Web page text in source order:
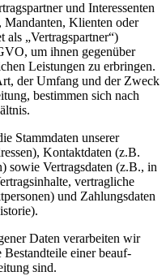
und Inter­es­senten
Mandanten, Klienten oder
als „Vertrags­partner“)
um ihnen gegenüber
Leistungen zu erbringen.
der Umfang und der Zweck
bestimmen sich nach
Stamm­daten unserer
Kontakt­daten (z.B.
sowie Vertrags­daten (z.B., in
vertrag­liche
und Zahlungs­daten
Daten verar­beiten wir
Bestand­teile einer beauf­
sind.